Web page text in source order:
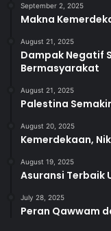
September 2, 2025
Makna
August 21, 2025
Dampak Negatif
Bermasyarakat
August 21, 2025
Palestina
August 20, 2025
Kemerdekaan,
August 19, 2025
Asuransi Terbaik
July 28, 2025
Peran Qawwam